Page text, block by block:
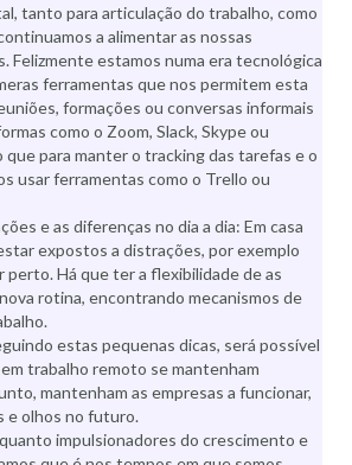
tanto para articulação do trabalho, como
a alimentar as nossas
Felizmente estamos numa era tecnológica
ferramentas que nos permitem esta
formações ou conversas informais
como o Zoom, Slack, Skype ou
para manter o tracking das tarefas e o
usar ferramentas como o Trello ou
e as diferenças no dia a dia: Em casa
expostos a distrações, por exemplo
Há que ter a flexibilidade de as
rotina, encontrando mecanismos de
estas pequenas dicas, será possível
trabalho remoto se mantenham
mantenham as empresas a funcionar,
e olhos no futuro.
impulsionadores do crescimento e